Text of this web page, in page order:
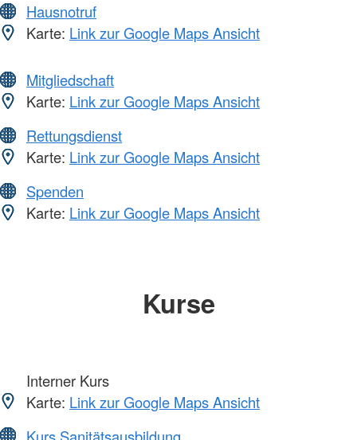
Hausnotruf
Karte: Link zur Google Maps Ansicht
Mitgliedschaft
Karte: Link zur Google Maps Ansicht
Rettungsdienst
Karte: Link zur Google Maps Ansicht
Spenden
Karte: Link zur Google Maps Ansicht
Kurse
Interner Kurs
Karte: Link zur Google Maps Ansicht